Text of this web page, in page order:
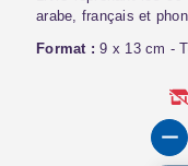
arabe, français et
Format : 9 x 13 cm -